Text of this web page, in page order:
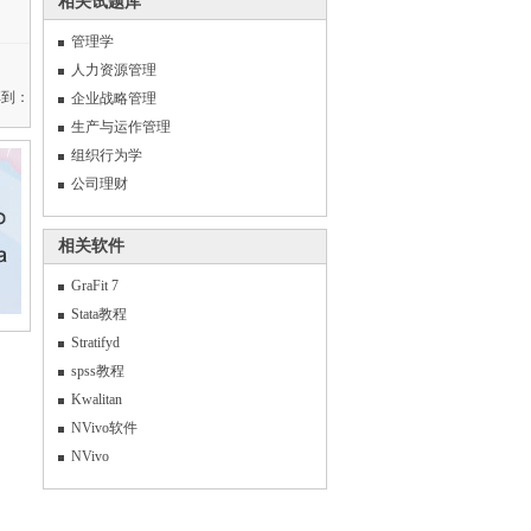
：
管理学
人力资源管理
企业战略管理
生产与运作管理
组织行为学
公司理财
相关软件
GraFit 7
Stata教程
Stratifyd
spss教程
Kwalitan
NVivo软件
NVivo